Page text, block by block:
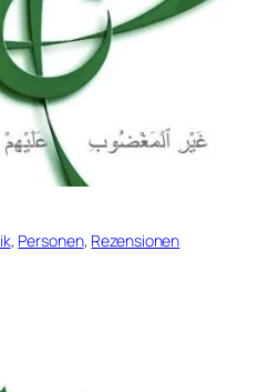
, Personen, Rezensionen